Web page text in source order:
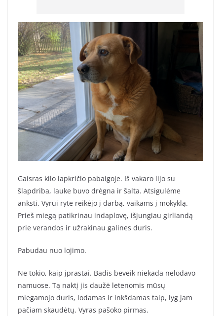
Gaisras kilo lapkričio pabaigoje. Iš vakaro lijo su
šlapdriba, lauke buvo drėgna ir šalta. Atsigulėme
anksti. Vyrui ryte reikėjo į darbą, vaikams į mokyklą.
Prieš miegą patikrinau indaplovę, išjungiau girliandą
prie verandos ir užrakinau galines duris.
Pabudau nuo lojimo.
Ne tokio, kaip įprastai. Badis beveik niekada nelodavo
namuose. Tą naktį jis daužė letenomis mūsų
miegamojo duris, lodamas ir inkšdamas taip, lyg jam
pačiam skaudėtų. Vyras pašoko pirmas.